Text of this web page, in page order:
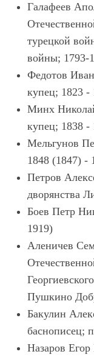
Галафеев
турецкой
войны; 1793-
Федотов
купец; 1823 -
Минх
купец; 1838 -
Мельгунов
1848 (1847) -
Петров
дворянства
Боев Петр
1919)
Аленичев
Пушкино
Бакулин
баснописец;
Назаров